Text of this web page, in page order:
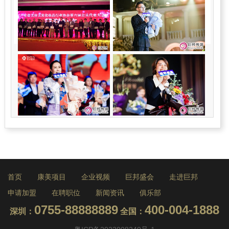
首页 康美项目 企业视频 巨邦盛会
走进巨邦
申请加盟
在聘职位 新闻资讯 俱乐部
深圳： 0755-88888889 全国： 400-004-1888